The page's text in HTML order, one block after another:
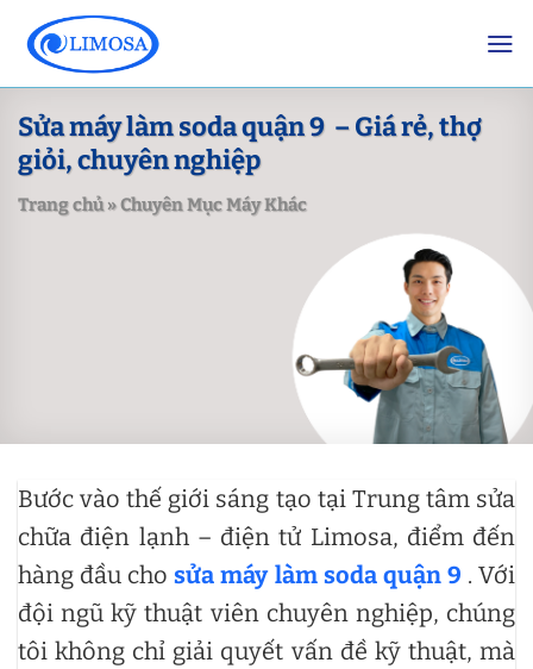
content
Sửa máy làm soda quận 9 – Giá rẻ, thợ
giỏi, chuyên nghiệp
Trang chủ»Chuyên Mục Máy Khác
Bước vào thế giới sáng tạo tại Trung tâm sửa
chữa điện lạnh – điện tử Limosa, điểm đến
hàng đầu chosửa máy làm soda quận 9 . Với
đội ngũ kỹ thuật viên chuyên nghiệp, chúng
tôi không chỉ giải quyết vấn đề kỹ thuật, mà